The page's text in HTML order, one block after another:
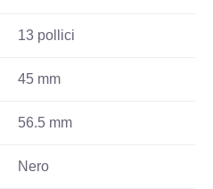
13 pollici
45 mm
56.5 mm
Nero